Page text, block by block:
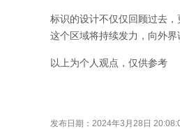
标识的设计不仅仅回顾过去
这个区域将持续发力，向外界
以上为个人观点，仅供参考
发布日期：2024年3月28日